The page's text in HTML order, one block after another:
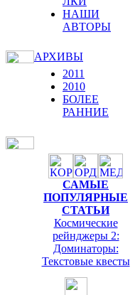
НАШИ
АВТОРЫ
АРХИВЫ
2011
2010
БОЛЕЕ
РАННИЕ
САМЫЕ
ПОПУЛЯРНЫЕ
СТАТЬИ
Космические
рейнджеры 2:
Доминаторы:
Текстовые квесты